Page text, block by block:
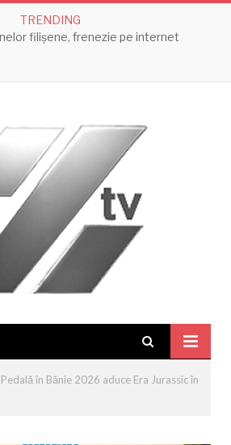
TRENDING
filișene, frenezie pe internet
Pedală în Bănie 2026 aduce Era Jurassic în